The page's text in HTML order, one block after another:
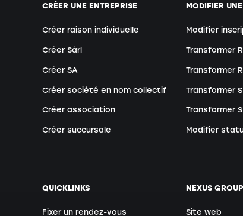
CRÉER UNE ENTREPRISE
Créer raison individuelle
Créer Sàrl
Créer SA
Créer société en nom collectif
Créer association
Créer succursale
MODIFIER
Modifier
Transformer
Transformer
Transformer
Transformer
Modifier
QUICKLINKS
Fixer un rendez-vous
NEXUS
Site web